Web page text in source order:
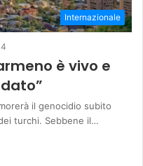
Internazionale
è vivo e
il genocidio subito
turchi. Sebbene il…